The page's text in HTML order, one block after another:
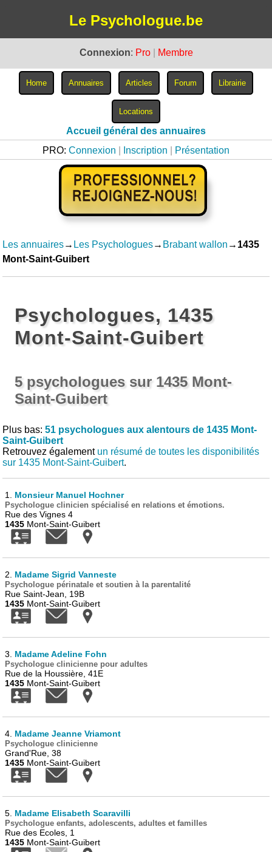
Le Psychologue.be
Connexion: Pro Membre
Accueil général des annuaires
PRO: Connexion Inscription Présentation
Les annuaires→ Les Psychologues→ Brabant wallon → 1435
Mont-Saint-Guibert
Psychologues, 1435
Mont-Saint-Guibert
5 psychologues sur 1435 Mont-
Saint-Guibert
Plus bas:51 psychologues aux alentours de 1435 Mont-
Saint-Guibert
Retrouvez également un résumé de toutes les disponibilités
sur 1435 Mont-Saint-Guibert.
1. Monsieur Manuel Hochner
Psychologue clinicien spécialisé en relations et émotions.
Rue des Vignes 4
1435 Mont-Saint-Guibert
2. Madame Sigrid Vanneste
Psychologue périnatale et soutien à la parentalité
Rue Saint-Jean, 19B
1435 Mont-Saint-Guibert
3. Madame Adeline Fohn
Psychologue clinicienne pour adultes
Rue de la Houssière, 41E
1435 Mont-Saint-Guibert
4. Madame Jeanne Vriamont
Psychologue clinicienne
Grand'Rue, 38
1435 Mont-Saint-Guibert
5. Madame Elisabeth Scaravilli
Psychologue enfants, adolescents, adultes et familles
Rue des Ecoles, 1
1435 Mont-Saint-Guibert